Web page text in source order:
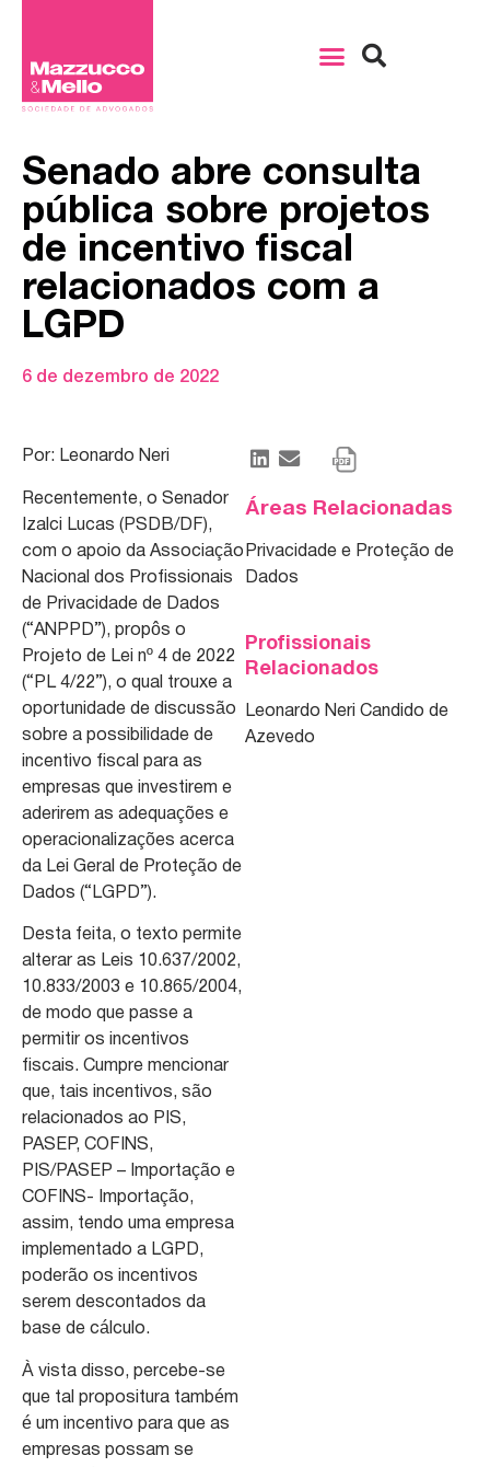
Senado abre consulta
pública sobre projetos
de incentivo fiscal
relacionados com a
LGPD
6 de dezembro de 2022
Por: Leonardo Neri
Recentemente, o Senador
Izalci Lucas (PSDB/DF),
com o apoio da Associação
Nacional dos Profissionais
de Privacidade de Dados
(“ANPPD”), propôs o
Projeto de Lei nº 4 de 2022
(“PL 4/22”), o qual trouxe a
oportunidade de discussão
sobre a possibilidade de
incentivo fiscal para as
empresas que investirem e
aderirem as adequações e
operacionalizações acerca
da Lei Geral de Proteção de
Dados (“LGPD”).
Desta feita, o texto permite
alterar as Leis 10.637/2002,
10.833/2003 e 10.865/2004,
de modo que passe a
permitir os incentivos
fiscais. Cumpre mencionar
que, tais incentivos, são
relacionados ao PIS,
PASEP, COFINS,
PIS/PASEP – Importação e
COFINS- Importação,
assim, tendo uma empresa
implementado a LGPD,
poderão os incentivos
serem descontados da
base de cálculo.
À vista disso, percebe-se
que tal propositura também
é um incentivo para que as
empresas possam se
Áreas Relacionadas
Privacidade e Proteção de
Dados
Profissionais
Relacionados
Leonardo Neri Candido de
Azevedo